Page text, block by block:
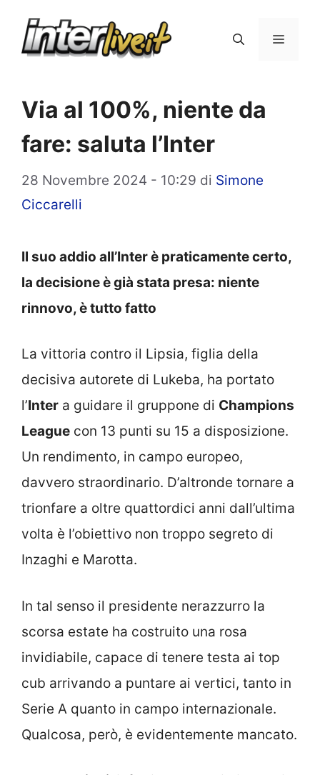
Menu
Via al 100%, niente da
fare: saluta l’Inter
28 Novembre 2024 - 10:29 di Simone
Ciccarelli
Il suo addio all’Inter è praticamente certo,
la decisione è già stata presa: niente
rinnovo, è tutto fatto
La vittoria contro il Lipsia, figlia della
decisiva autorete di Lukeba, ha portato
l’Inter a guidare il gruppone di Champions
League con 13 punti su 15 a disposizione.
Un rendimento, in campo europeo,
davvero straordinario. D’altronde tornare a
trionfare a oltre quattordici anni dall’ultima
volta è l’obiettivo non troppo segreto di
Inzaghi e Marotta.
In tal senso il presidente nerazzurro la
scorsa estate ha costruito una rosa
invidiabile, capace di tenere testa ai top
cub arrivando a puntare ai vertici, tanto in
Serie A quanto in campo internazionale.
Qualcosa, però, è evidentemente mancato.